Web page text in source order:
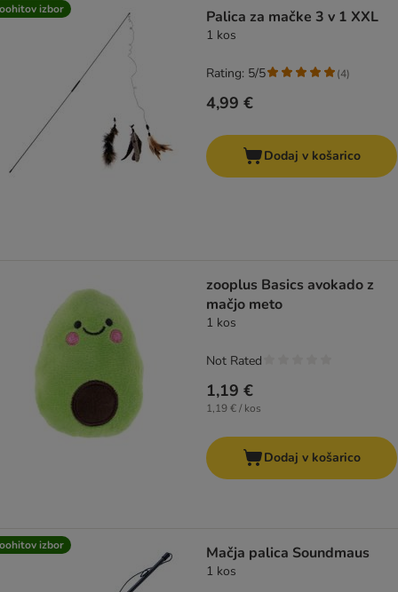
izbor Palica za mačke 3 v 1 XXL
1 kos
4,99 €
Rating: 5/5 (4)
Dodaj v košarico
zooplus Basics avokado z
mačjo meto
1 kos
1,19 €
1,19 € / kos
Not Rated
Dodaj v košarico
izbor Mačja palica Soundmaus
1 kos